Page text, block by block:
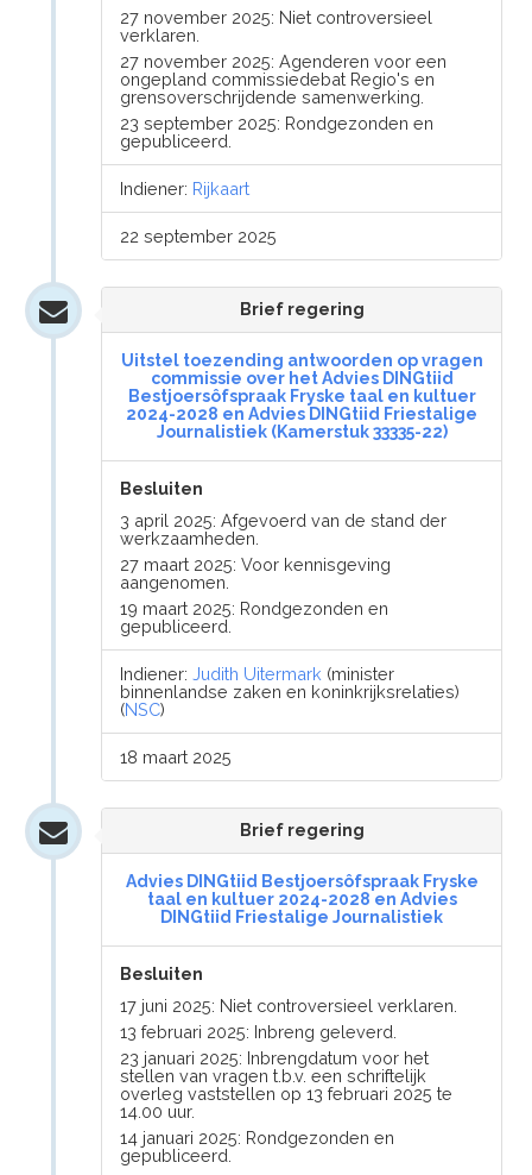
27 november 2025: Niet controversieel
verklaren.
27 november 2025: Agenderen voor een
ongepland commissiedebat Regio's en
grensoverschrijdende samenwerking.
23 september 2025: Rondgezonden en
gepubliceerd.
Indiener: Rijkaart
22 september 2025
Brief regering
Uitstel toezending antwoorden op vragen
commissie over het Advies DINGtiid
Bestjoersôfspraak Fryske taal en kultuer
2024-2028 en Advies DINGtiid Friestalige
Journalistiek (Kamerstuk 33335-22)
Besluiten
3 april 2025: Afgevoerd van de stand der
werkzaamheden.
27 maart 2025: Voor kennisgeving
aangenomen.
19 maart 2025: Rondgezonden en
gepubliceerd.
Indiener:Judith Uitermark (minister
binnenlandse zaken en koninkrijksrelaties)
(NSC)
18 maart 2025
Brief regering
Advies DINGtiid Bestjoersôfspraak Fryske
taal en kultuer 2024-2028 en Advies
DINGtiid Friestalige Journalistiek
Besluiten
17 juni 2025: Niet controversieel verklaren.
13 februari 2025: Inbreng geleverd.
23 januari 2025: Inbrengdatum voor het
stellen van vragen t.b.v. een schriftelijk
overleg vaststellen op 13 februari 2025 te
14.00 uur.
14 januari 2025: Rondgezonden en
gepubliceerd.